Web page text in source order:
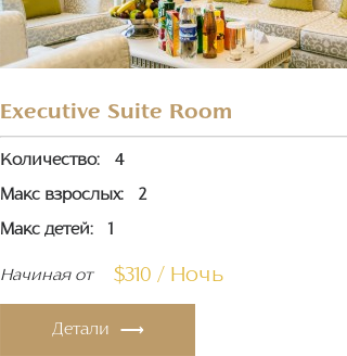
Executive Suite Room
Количество: 4
Макс взрослых: 2
Макс детей:
Начиная от $310 / Ночь
Детали